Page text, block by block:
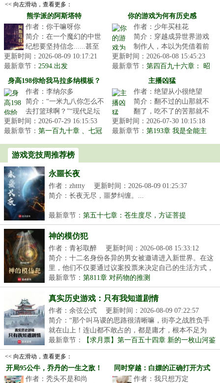
<< 向左滑动，查看更多：
熊学派的阿斯塔特
作者：你干嘛呀你
简介：在一个魔幻的中世
纪想要坚持信念......甚至
独善其身都是件难事。因
为这里的平民并不淳朴，
他们愚昧...
更新时间：2026-08-09 10:17:21
最新章节： 2594.出发
你的游戏为何有历史感
作者：少年买桂花
简介：穿越成异世界游戏
制作人，本以为凭借着前
世游戏记忆能够风生水
起，但现实却是无情一
击，这里游戏业...
更新时间：2026-08-08 15:45:23
最新章节： 第四百九十六章： 昭
身高198你给我马拉多纳模板？
作者：李纳尔多
简介：“一米九八你怎么不
去打篮球啊？”“现代足坛
还有传统高中锋的生存空
间吗？”“你这样的性格是
更新时间：2026-07-29 16:15:53
最新章节： 第一百九十章 、七冠
主播凶猛
作者：绝望从小很绝望
简介：翻不过的山那就不
翻了，吃不了的苦那就不
吃了，三亚王李凡重活一
世决定游戏可以打，职业
更新时间：2026-07-30 10:15:18
最新章节： 第193章 我是全能主
游戏竞技周推荐榜
永噩长夜
作者：zhttty
更新时间：2026-08-09 01:25:37
简介：长夜无尽，噩梦纠缠。...
最新章节： 第五十七章：苍生度尽，方证菩提
神的模仿犯
作者：青衫取醉
更新时间：2026-08-08 15:33:12
简介：十二名身份各异的男女被邀请进入新世界。在这
里，他们不仅要通过议案投票来决定自己的生活方式，
还...
最新章节： 第811章 对药物的推测
真实历史游戏：只有我知道剧情
作者：余弦公式
更新时间：2026-08-09 07:22:57
简介：“那个叫马谡的思路很清晰嘛，街亭之战胜负手
就在山上！连山都不敢占的，都是庸才，根本不足为
虑！...
最新章节： 【求月票】第一百五十四章 新的一枚山河鉴
<< 向左滑动，查看更多：
开局95公牛，乔丹的一生之敌！
作者：秃头不是和尚
同时穿越：白嫖的正确打开方式
作者：我只想万定